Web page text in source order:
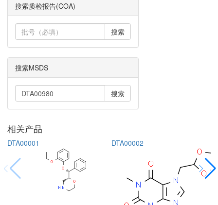
搜索质检报告(COA)
搜索
搜索MSDS
搜索
相关产品
DTA00001 DTA00002